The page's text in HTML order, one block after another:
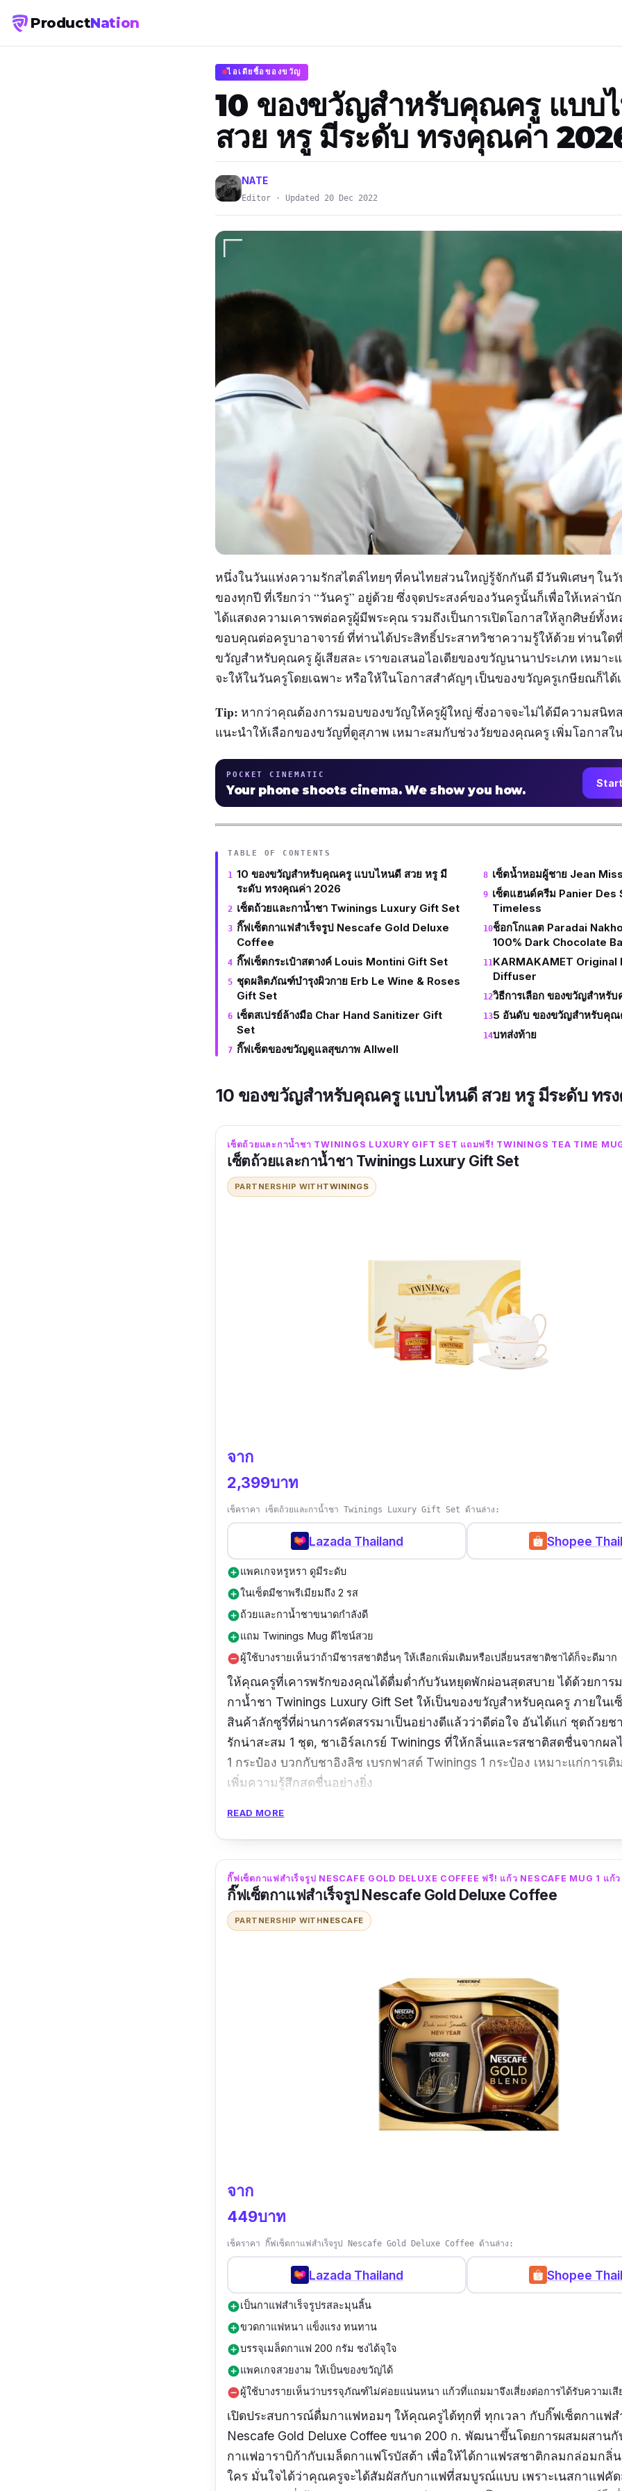
ProductNation
ไอเดียซื้อของขวัญ
10 ของขวัญสำหรับคุณครู แบบ
สวย หรู มีระดับ ทรงคุณค่า
NATE
Editor · Updated 20 Dec 2022
หนึ่งในวันแห่งความรักสไตล์ไทยๆ ที่คนไทยส่วนใหญ่รู้จักกันดี มีวันพิเศษๆ ใน
ของทุกปี ที่เรียกว่า “วันครู” อยู่ด้วย ซึ่งจุดประสงค์ของวันครูนั้นก็เพื่อให้เหล่านั
ได้แสดงความเคารพต่อครูผู้มีพระคุณ รวมถึงเป็นการเปิดโอกาสให้ลูกศิษย์ทั้ง
ขอบคุณต่อครูบาอาจารย์ ที่ท่านได้ประสิทธิ์ประสาทวิชาความรู้ให้ด้วย ท่านใด
ขวัญสำหรับคุณครู ผู้เสียสละ เราขอเสนอไอเดียของขวัญนานาประเภท เหมา
จะให้ในวันครูโดยเฉพาะ หรือให้ในโอกาสสำคัญๆ เป็นของขวัญครูเกษียณก็ได้
Tip: หากว่าคุณต้องการมอบของขวัญให้ครูผู้ใหญ่ ซึ่งอาจจะไม่ได้มีความสนิ
แนะนำให้เลือกของขวัญที่ดูสุภาพ เหมาะสมกับช่วงวัยของคุณครู เพิ่มโอกาสใ
POCKET CINEMATIC
Your phone shoots cinema. We show you how.
TABLE OF CONTENTS
10 ของขวัญสำหรับคุณครู แบบไหนดี สวย หรู มี
ระดับ ทรงคุณค่า 2026
เซ็ตถ้วยและกาน้ำชา Twinings Luxury Gift Set
กิ๊ฟเซ็ตกาแฟสำเร็จรูป Nescafe Gold Deluxe
Coffee
กิ๊ฟเซ็ตกระเป๋าสตางค์ Louis Montini Gift Set
ชุดผลิตภัณฑ์บำรุงผิวกาย Erb Le Wine & Roses
Gift Set
เซ็ตสเปรย์ล้างมือ Char Hand Sanitizer Gift
Set
กิ๊ฟเซ็ตของขวัญดูแลสุขภาพ Allwell
เซ็ตน้ำหอมผู้ชาย Jean
เซ็ตแฮนด์ครีม Panier Des
Timeless
ช็อกโกแลต Paradai
100% Dark Chocolate
KARMAKAMET
Diffuser
วิธีการเลือก ของขวัญสำหรั
5 อันดับ ของขวัญสำหรับคุณ
บทส่งท้าย
10 ของขวัญสำหรับคุณครู แบบไหนดี สวย หรู มีระดับ ท
เซ็ตถ้วยและกาน้ำชา TWININGS LUXURY GIFT SET แถมฟรี! TWININGS TEA TIME
เซ็ตถ้วยและกาน้ำชา Twinings Luxury Gift Set
PARTNERSHIP WITHTWININGS
จาก
2,399บาท
เช็คราคา เซ็ตถ้วยและกาน้ำชา Twinings Luxury Gift Set ด้านล่าง:
Lazada Thailand Shopee
add_circleแพคเกจหรูหรา ดูมีระดับ
add_circleในเซ็ตมีชาพรีเมียมถึง 2 รส
add_circleถ้วยและกาน้ำชาขนาดกำลังดี
add_circleแถม Twinings Mug ดีไซน์สวย
remove_circleผู้ใช้บางรายเห็นว่าถ้ามีชารสชาติอื่นๆ ให้เลือกเพิ่มเติมหรือเปลี่ยนรสชาติชาได้ก็จะดีมาก
ให้คุณครูที่เคารพรักของคุณได้ดื่มด่ำกับวันหยุดพักผ่อนสุดสบาย ได้ด้วยการ
กาน้ำชา Twinings Luxury Gift Set ให้เป็นของขวัญสำหรับคุณครู ภายในเ
สินค้าลักซูรี่ที่ผ่านการคัดสรรมาเป็นอย่างดีแล้วว่าดีต่อใจ อันได้แก่ ชุดถ้วยช
รักน่าสะสม 1 ชุด, ชาเอิร์ลเกรย์ Twinings ที่ให้กลิ่นและรสชาติสดชื่นจากผ
1 กระป๋อง บวกกับชาอิงลิช เบรกฟาสต์ Twinings 1 กระป๋อง เหมาะแก่การเติ
เพิ่มความรู้สึกสดชื่นอย่างยิ่ง
ข้อมูลเฉพาะ
รีวิวจากผู้ใช้จริง : สินค้าจริงใหญ่อลังการมาก สวยค่ะ เหมาะแก่การให้เป็น
เกษียณ
READ MORE
กิ๊ฟเซ็ตกาแฟสำเร็จรูป NESCAFE GOLD DELUXE COFFEE ฟรี! แก้ว NESCAFE MUG 1 แก้ว
กิ๊ฟเซ็ตกาแฟสำเร็จรูป Nescafe Gold Deluxe Coffee
PARTNERSHIP WITHNESCAFE
จาก
449บาท
เช็คราคา กิ๊ฟเซ็ตกาแฟสำเร็จรูป Nescafe Gold Deluxe Coffee ด้านล่าง:
Lazada Thailand Shopee
add_circleเป็นกาแฟสำเร็จรูปรสละมุนลิ้น
add_circleขวดกาแฟหนา แข็งแรง ทนทาน
add_circleบรรจุเมล็ดกาแฟ 200 กรัม ชงได้จุใจ
add_circleแพคเกจสวยงาม ให้เป็นของขวัญได้
remove_circleผู้ใช้บางรายเห็นว่าบรรจุภัณฑ์ไม่ค่อยแน่นหนา แก้วที่แถมมาจึงเสี่ยงต่อการได้รับความเสี
เปิดประสบการณ์ดื่มกาแฟหอมๆ ให้คุณครูได้ทุกที่ ทุกเวลา กับกิ๊ฟเซ็ตกาแฟส
Nescafe Gold Deluxe Coffee ขนาด 200 ก. พัฒนาขึ้นโดยการผสมผสานกั
กาแฟอาราบิก้ากับเมล็ดกาแฟโรบัสต้า เพื่อให้ได้กาแฟรสชาติกลมกล่อมกลิ่
ใคร มั่นใจได้ว่าคุณครูจะได้สัมผัสกับกาแฟที่สมบูรณ์แบบ เพราะเนสกาแฟคั